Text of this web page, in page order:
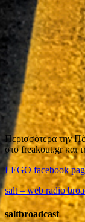
Περισσότερα την
στο freakout.gr και
LEGO facebook
salt – web radio
saltbroadcast